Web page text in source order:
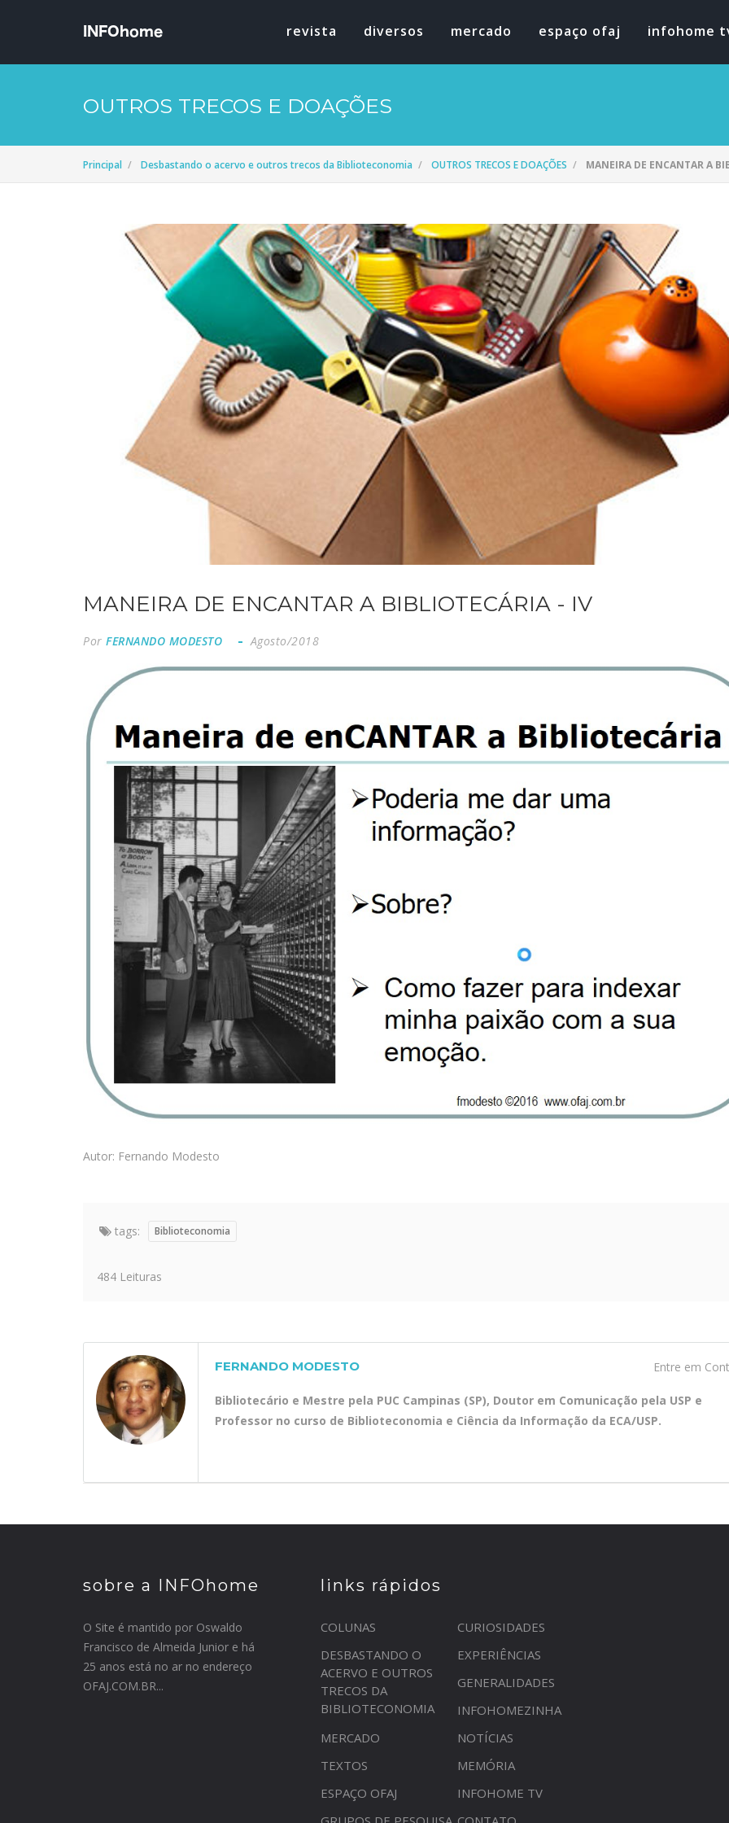
revista diversos mercado espaço ofaj infohome
OUTROS TRECOS E DOAÇÕES
Principal Desbastando o acervo e outros trecos da Biblioteconomia OUTROS TRECOS E DOAÇÕES MANEIRA DE ENCANTAR A
MANEIRA DE ENCANTAR A BIBLIOTECÁRIA - IV
Por FERNANDO MODESTO Agosto/2018
Autor: Fernando Modesto
tags: Biblioteconomia
484 Leituras
Entre em
FERNANDO MODESTO
Bibliotecário e Mestre pela PUC Campinas (SP), Doutor em Comunicação pela USP e
Professor no curso de Biblioteconomia e Ciência da Informação da ECA/USP.
sobre a INFOhome
O Site é mantido por Oswaldo
Francisco de Almeida Junior e há
25 anos está no ar no endereço
OFAJ.COM.BR...
links rápidos
COLUNAS
CURIOSIDADES
DESBASTANDO O
ACERVO E OUTROS
TRECOS DA
BIBLIOTECONOMIA
EXPERIÊNCIAS
GENERALIDADES
INFOHOMEZINHA
MERCADO
NOTÍCIAS
TEXTOS
MEMÓRIA
ESPAÇO OFAJ
INFOHOME TV